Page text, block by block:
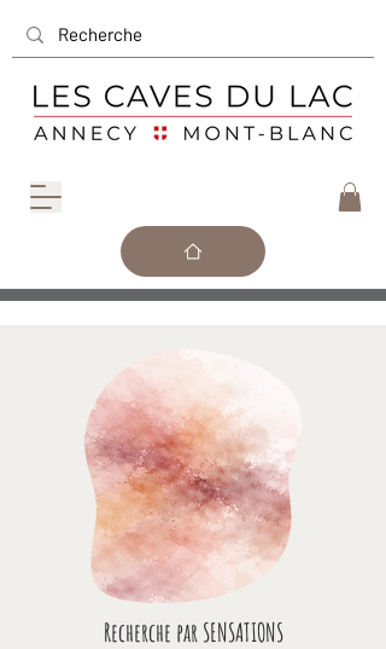
Recherche par SENSATIONS